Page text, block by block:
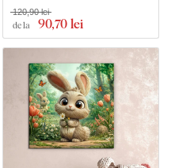
- Rățușcă
pe partea din spate a
de la 90,70 lei
120,90 lei